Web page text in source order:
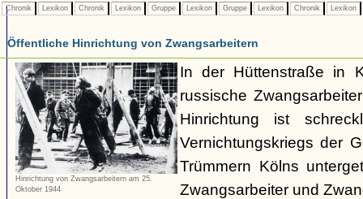
Chronik Lexikon Chronik Lexikon Gruppe Lexikon Gruppe Lexikon Chronik Lexikon
Öffentliche Hinrichtung von Zwangsarbeitern
Hinrichtung von Zwangsarbeitern am 25.
Oktober 1944
In der Hüttenstraße in
russische
Hinrichtung ist
Vernichtungskriegs der
Trümmern Kölns
Zwangsarbeiter und